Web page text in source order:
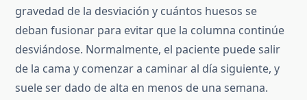
gravedad de la desviación y cuántos huesos se
deban fusionar para evitar que la columna continúe
desviándose. Normalmente, el paciente puede salir
de la cama y comenzar a caminar al día siguiente, y
suele ser dado de alta en menos de una semana.